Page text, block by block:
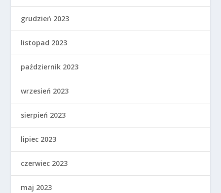
grudzień 2023
listopad 2023
październik 2023
wrzesień 2023
sierpień 2023
lipiec 2023
czerwiec 2023
maj 2023